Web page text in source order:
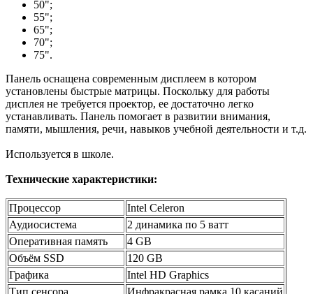
50";
55";
65";
70";
75".
Панель оснащена современным дисплеем в котором
установлены быстрые матрицы. Поскольку для работы
дисплея не требуется проектор, ее достаточно легко
устанавливать. Панель помогает в развитии внимания,
памяти, мышления, речи, навыков учебной деятельности и т.д.
Используется в школе.
Технические характеристики:
Процессор
Intel Celeron
Аудиосистема
2 динамика по 5 ватт
Оперативная память
4 GB
Объём SSD
120 GB
Графика
Intel HD Graphics
Тип сенсора
Инфракрасная рамка 10 касаний